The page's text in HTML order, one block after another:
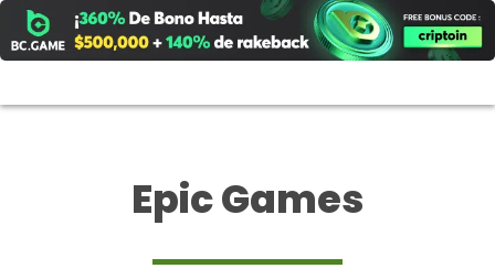
al
contenido
Epic Games